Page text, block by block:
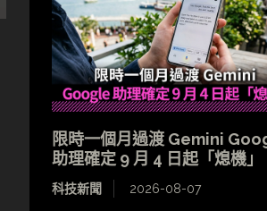
限時一個月過渡 Gemini
助理確定 9 月 4 日起「熄機」
科技新聞 2026-08-07